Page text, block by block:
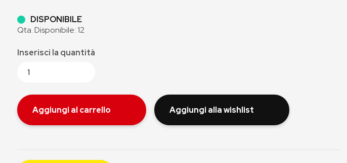
DISPONIBILE
Qta. Disponibile: 12
Inserisci la quantità
Aggiungi al carrello Aggiungi alla wishlist